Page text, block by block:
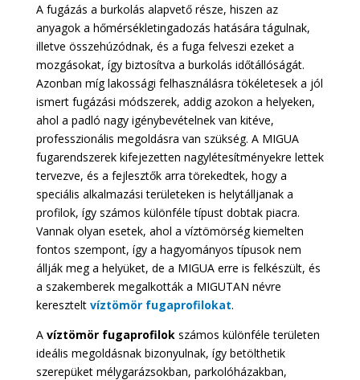
A fugázás a burkolás alapvető része, hiszen az
anyagok a hőmérsékletingadozás hatására tágulnak,
illetve összehúzódnak, és a fuga felveszi ezeket a
mozgásokat, így biztosítva a burkolás időtállóságát.
Azonban míg lakossági felhasználásra tökéletesek a jól
ismert fugázási módszerek, addig azokon a helyeken,
ahol a padló nagy igénybevételnek van kitéve,
professzionális megoldásra van szükség. A MIGUA
fugarendszerek kifejezetten nagylétesítményekre lettek
tervezve, és a fejlesztők arra törekedtek, hogy a
speciális alkalmazási területeken is helytálljanak a
profilok, így számos különféle típust dobtak piacra.
Vannak olyan esetek, ahol a víztömörség kiemelten
fontos szempont, így a hagyományos típusok nem
állják meg a helyüket, de a MIGUA erre is felkészült, és
a szakemberek megalkották a MIGUTAN névre
keresztelt víztömör fugaprofilokat.
A víztömör fugaprofilokszámos különféle területen
ideális megoldásnak bizonyulnak, így betölthetik
szerepüket mélygarázsokban, parkolóházakban,